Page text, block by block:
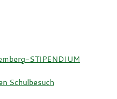
STIPENDIUM
Schulbesuch